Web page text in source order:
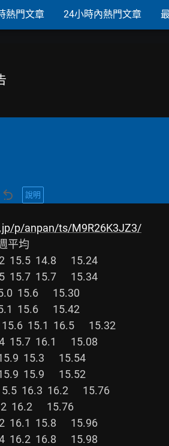
熱門文章 24小時內熱門文章
說明
p/anpan/ts/M9R26K3JZ3/
15.5  14.8      15.24
15.7  15.7      15.34
15.6      15.30
15.6      15.42
15.1  16.5      15.32
15.7  16.1      15.08
15.3      15.54
15.9      15.52
16.3  16.2      15.76
16.2      15.76
16.1  15.8      15.96
16.2  16.8      15.98